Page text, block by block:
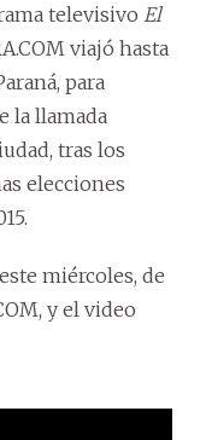
televisivo El
viajó hasta
para
la llamada
tras los
elecciones
miércoles, de
y el video